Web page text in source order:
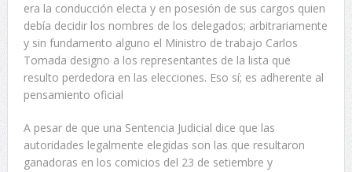
era la conducción electa y en posesión de sus cargos quien
debía decidir los nombres de los delegados; arbitrariamente
y sin fundamento alguno el Ministro de trabajo Carlos
Tomada designo a los representantes de la lista que
resulto perdedora en las elecciones. Eso sí; es adherente al
pensamiento oficial
A pesar de que una Sentencia Judicial dice que las
autoridades legalmente elegidas son las que resultaron
ganadoras en los comicios del 23 de setiembre y